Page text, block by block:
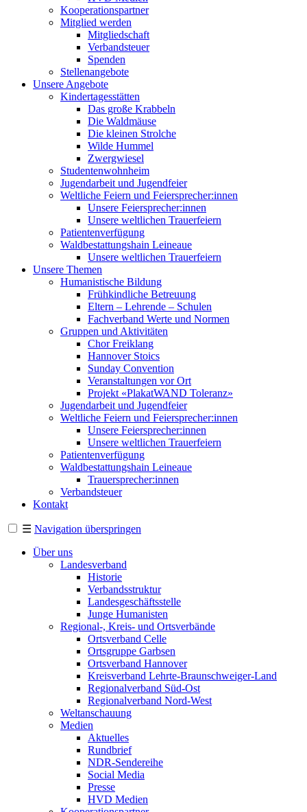
Kooperationspartner
Mitglied werden
Mitgliedschaft
Verbandsteuer
Spenden
Stellenangebote
Unsere Angebote
Kindertagesstätten
Das große Krabbeln
Die Waldmäuse
Die kleinen Strolche
Wilde Hummel
Zwergwiesel
Studentenwohnheim
Jugendarbeit und Jugendfeier
Weltliche Feiern und Feiersprecher:innen
Unsere Feiersprecher:innen
Unsere weltlichen Trauerfeiern
Patientenverfügung
Waldbestattungshain Leineaue
Unsere weltlichen Trauerfeiern
Unsere Themen
Humanistische Bildung
Frühkindliche Betreuung
Eltern – Lehrende – Schulen
Fachverband Werte und Normen
Gruppen und Aktivitäten
Chor Freiklang
Hannover Stoics
Sunday Convention
Veranstaltungen vor Ort
Projekt «PlakatWAND Toleranz»
Jugendarbeit und Jugendfeier
Weltliche Feiern und Feiersprecher:innen
Unsere Feiersprecher:innen
Unsere weltlichen Trauerfeiern
Patientenverfügung
Waldbestattungshain Leineaue
Trauersprecher:innen
Verbandsteuer
Kontakt
☰ Navigation überspringen
Über uns
Landesverband
Historie
Verbandsstruktur
Landesgeschäftsstelle
Junge Humanisten
Regional-, Kreis- und Ortsverbände
Ortsverband Celle
Ortsgruppe Garbsen
Ortsverband Hannover
Kreisverband Lehrte-Braunschweiger-Land
Regionalverband Süd-Ost
Regionalverband Nord-West
Weltanschauung
Medien
Aktuelles
Rundbrief
NDR-Sendereihe
Social Media
Presse
HVD Medien